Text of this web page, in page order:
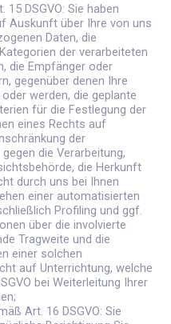
DSGVO: Sie haben
Auskunft über Ihre von uns
Daten, die
der verarbeiteten
die Empfänger oder
gegenüber denen Ihre
werden, die geplante
für die Festlegung der
eines Rechts auf
der
die Verarbeitung,
die Herkunft
durch uns bei Ihnen
einer automatisierten
Profiling und ggf.
über die involvierte
Tragweite und die
einer solchen
auf Unterrichtung, welche
bei Weiterleitung Ihrer
Art. 16 DSGVO: Sie